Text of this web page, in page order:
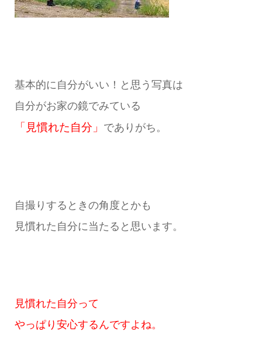
基本的に自分がいい！と思う写真は
自分がお家の鏡でみている
「見慣れた自分」 でありがち。
自撮りするときの角度とかも
見慣れた自分に当たると思います。
見慣れた自分って
やっぱり安心するんですよね。